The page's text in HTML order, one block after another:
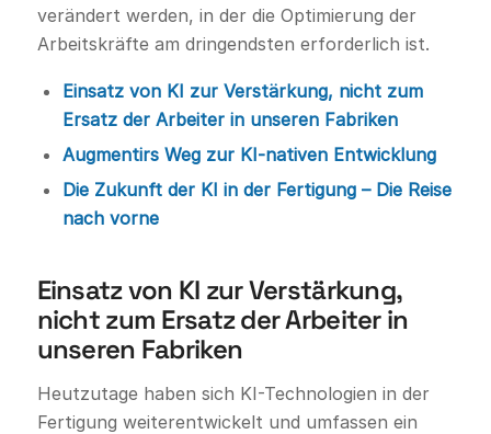
verändert werden, in der die Optimierung der
Arbeitskräfte am dringendsten erforderlich ist.
Einsatz von KI zur Verstärkung, nicht zum
Ersatz der Arbeiter in unseren Fabriken
Augmentirs Weg zur KI-nativen Entwicklung
Die Zukunft der KI in der Fertigung – Die Reise
nach vorne
Einsatz von KI zur Verstärkung,
nicht zum Ersatz der Arbeiter in
unseren Fabriken
Heutzutage haben sich KI-Technologien in der
Fertigung weiterentwickelt und umfassen ein